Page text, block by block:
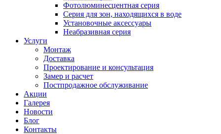
Фотолюминесцентная серия
Серия для зон, находящихся в воде
Установочные аксессуары
Неабразивная серия
Услуги
Монтаж
Доставка
Проектирование и консультация
Замер и расчет
Постпродажное обслуживание
Акции
Галерея
Новости
Блог
Контакты